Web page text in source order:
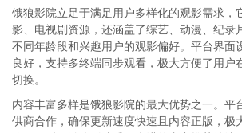
饿狼影院立足于满足用户多样化的观影需求，
影、电视剧资源，还涵盖了综艺、动漫、纪录
不同年龄段和兴趣用户的观影偏好。平台界面
良好，支持多终端同步观看，极大方便了用户
切换。
内容丰富多样是饿狼影院的最大优势之一。平
供商合作，确保更新速度快速且内容正版，极